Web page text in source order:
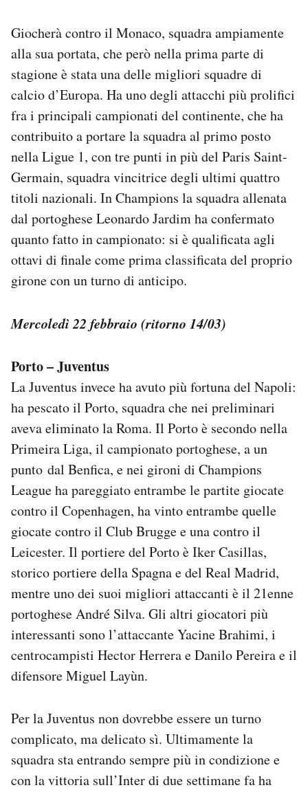
Giocherà contro il Monaco, squadra ampiamente
alla sua portata, che però nella prima parte di
stagione è stata una delle migliori squadre di
calcio d’Europa. Ha uno degli attacchi più prolifici
fra i principali campionati del continente, che ha
contribuito a portare la squadra al primo posto
nella Ligue 1, con tre punti in più del Paris Saint-
Germain, squadra vincitrice degli ultimi quattro
titoli nazionali. In Champions la squadra allenata
dal portoghese Leonardo Jardim ha confermato
quanto fatto in campionato: si è qualificata agli
ottavi di finale come prima classificata del proprio
girone con un turno di anticipo.
Mercoledì 22 febbraio (ritorno 14/03)
Porto – Juventus
La Juventus invece ha avuto più fortuna del Napoli:
ha pescato il Porto, squadra che nei preliminari
aveva eliminato la Roma. Il Porto è secondo nella
Primeira Liga, il campionato portoghese, a un
punto dal Benfica, e nei gironi di Champions
League ha pareggiato entrambe le partite giocate
contro il Copenhagen, ha vinto entrambe quelle
giocate contro il Club Brugge e una contro il
Leicester. Il portiere del Porto è Iker Casillas,
storico portiere della Spagna e del Real Madrid,
mentre uno dei suoi migliori attaccanti è il 21enne
portoghese André Silva. Gli altri giocatori più
interessanti sono l’attaccante Yacine Brahimi, i
centrocampisti Hector Herrera e Danilo Pereira e il
difensore Miguel Layùn.
Per la Juventus non dovrebbe essere un turno
complicato, ma delicato sì. Ultimamente la
squadra sta entrando sempre più in condizione e
con la vittoria sull’Inter di due settimane fa ha